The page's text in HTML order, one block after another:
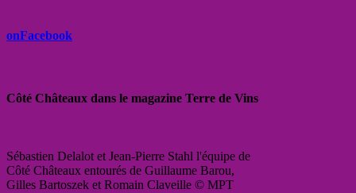
onFacebook
Côté Châteaux dans le magazine Terre de Vins
Sébastien Delalot et Jean-Pierre Stahl l'équipe de
Côté Châteaux entourés de Guillaume Barou,
Gilles Bartoszek et Romain Claveille © MPT